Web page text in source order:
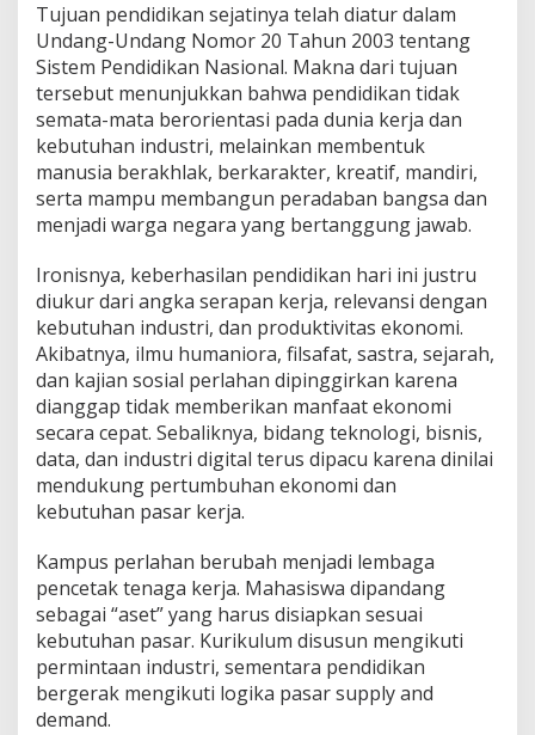
Tujuan pendidikan sejatinya telah diatur dalam
Undang-Undang Nomor 20 Tahun 2003 tentang
Sistem Pendidikan Nasional. Makna dari tujuan
tersebut menunjukkan bahwa pendidikan tidak
semata-mata berorientasi pada dunia kerja dan
kebutuhan industri, melainkan membentuk
manusia berakhlak, berkarakter, kreatif, mandiri,
serta mampu membangun peradaban bangsa dan
menjadi warga negara yang bertanggung jawab.
Ironisnya, keberhasilan pendidikan hari ini justru
diukur dari angka serapan kerja, relevansi dengan
kebutuhan industri, dan produktivitas ekonomi.
Akibatnya, ilmu humaniora, filsafat, sastra, sejarah,
dan kajian sosial perlahan dipinggirkan karena
dianggap tidak memberikan manfaat ekonomi
secara cepat. Sebaliknya, bidang teknologi, bisnis,
data, dan industri digital terus dipacu karena dinilai
mendukung pertumbuhan ekonomi dan
kebutuhan pasar kerja.
Kampus perlahan berubah menjadi lembaga
pencetak tenaga kerja. Mahasiswa dipandang
sebagai “aset” yang harus disiapkan sesuai
kebutuhan pasar. Kurikulum disusun mengikuti
permintaan industri, sementara pendidikan
bergerak mengikuti logika pasar supply and
demand.